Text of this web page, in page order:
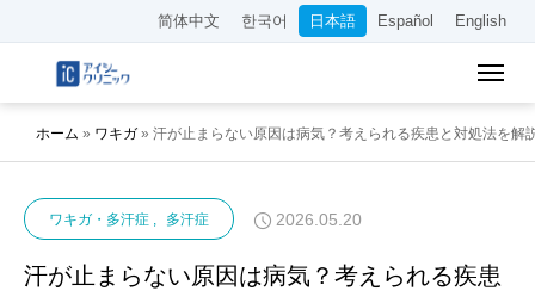
简体中文 한국어 日本語 Español English
ホーム » ワキガ » 汗が止まらない原因は病気？考えられる疾患と対処法を解
ワキガ・多汗症 多汗症 2026.05.20
汗が止まらない原因は病気？考えられる疾患